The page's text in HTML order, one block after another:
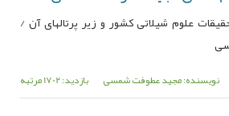
علوم شیلاتی کشور و زیر پرتالهای آن /
نویسنده: مجید عطوفت شمسی بازدید: 1702 مرتبه